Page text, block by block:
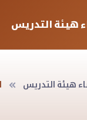
هيئة التدريس
هيئة التدريس